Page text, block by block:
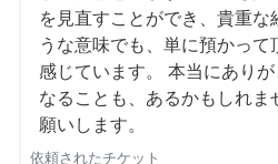
を見直すことができ、貴重
うな意味でも、単に預かっ
感じています。 本当にあり
なることも、あるかもしれ
願いします。
依頼されたチケット